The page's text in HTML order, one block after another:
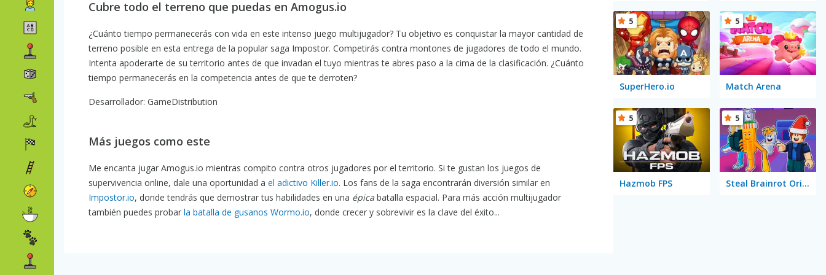
Cubre todo el terreno que puedas en Amogus.io
¿Cuánto tiempo permanecerás con vida en este intenso juego multijugador? Tu objetivo es conquistar la mayor cantidad de
terreno posible en esta entrega de la popular saga Impostor. Competirás contra montones de jugadores de todo el mundo.
Intenta apoderarte de su territorio antes de que invadan el tuyo mientras te abres paso a la cima de la clasificación. ¿Cuánto
tiempo permanecerás en la competencia antes de que te derroten?
Desarrollador: GameDistribution
Más juegos como este
Me encanta jugar Amogus.io mientras compito contra otros jugadores por el territorio. Si te gustan los juegos de
supervivencia online, dale una oportunidad a el adictivo Killer.io. Los fans de la saga encontrarán diversión similar en
Impostor.io, donde tendrás que demostrar tus habilidades en una épica batalla espacial. Para más acción multijugador
también puedes probar la batalla de gusanos Wormo.io, donde crecer y sobrevivir es la clave del éxito...
SuperHero.io
5
Match Arena
5
Hazmob FPS
5
Steal Brainrot Original 3D
5